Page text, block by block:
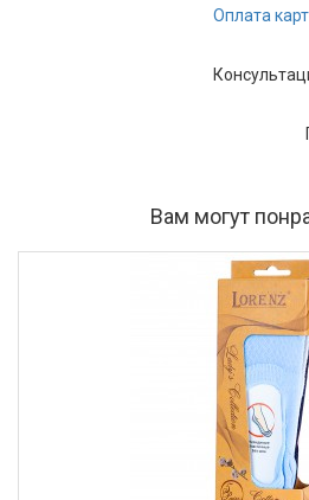
Оплата
Вам могут